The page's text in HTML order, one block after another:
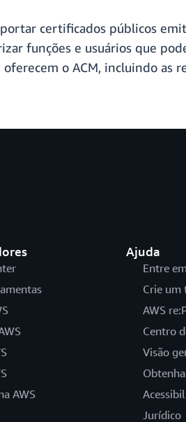
certificados públicos
funções e usuários que
o ACM, incluindo as
AWS
Ajuda
Entre
Crie um
AWS
Centro
Visão
Jurídico